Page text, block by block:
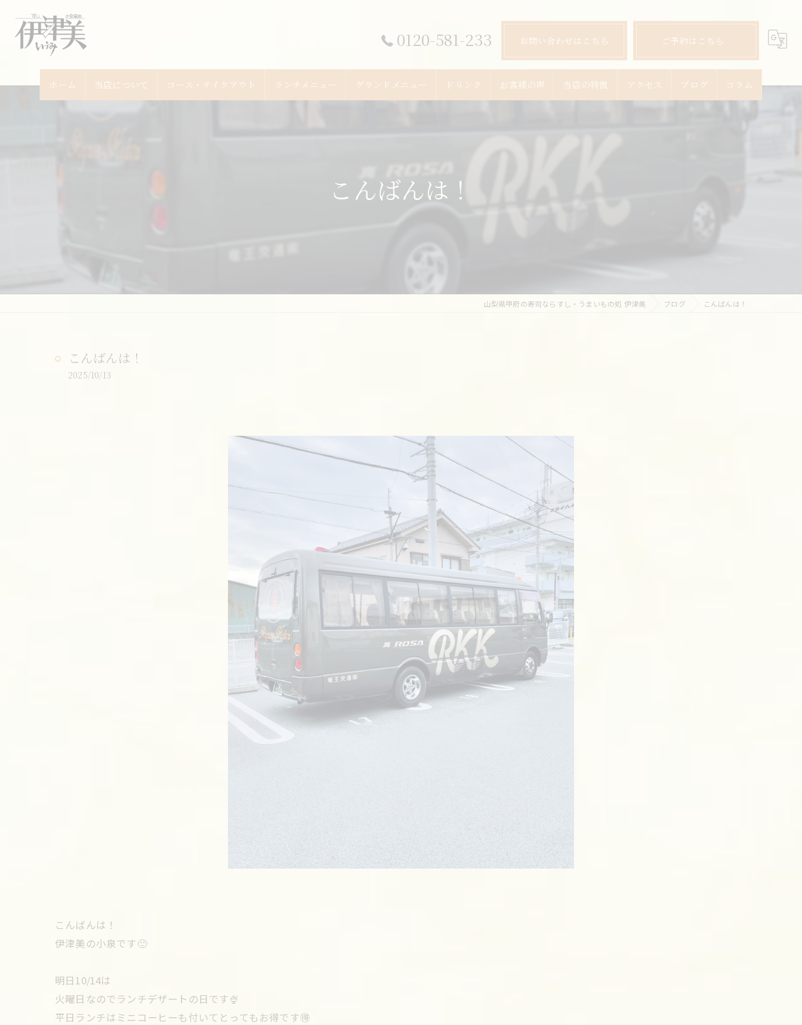
0120-581-233 お問い合わせはこちら ご予約はこちら
ホーム 当店について コース・テイクアウト ランチメニュー グランドメニュー ドリンク お客様の声 当店の特徴 アクセス ブログ コラム
こんばんは！
山梨県甲府の寿司ならすし・うまいもの処 伊津美 ブログ こんばんは！
こんばんは！
2025/10/13
こんばんは！
伊津美の小泉です🙂
明日10/14は
火曜日なのでランチデザートの日です🍨
平日ランチはミニコーヒーも付いてとってもお得です🉐